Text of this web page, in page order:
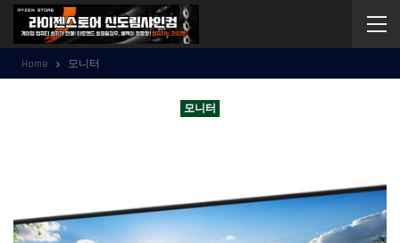
Home 모니터
모니터